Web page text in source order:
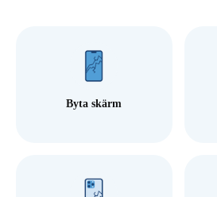
Byta skärm